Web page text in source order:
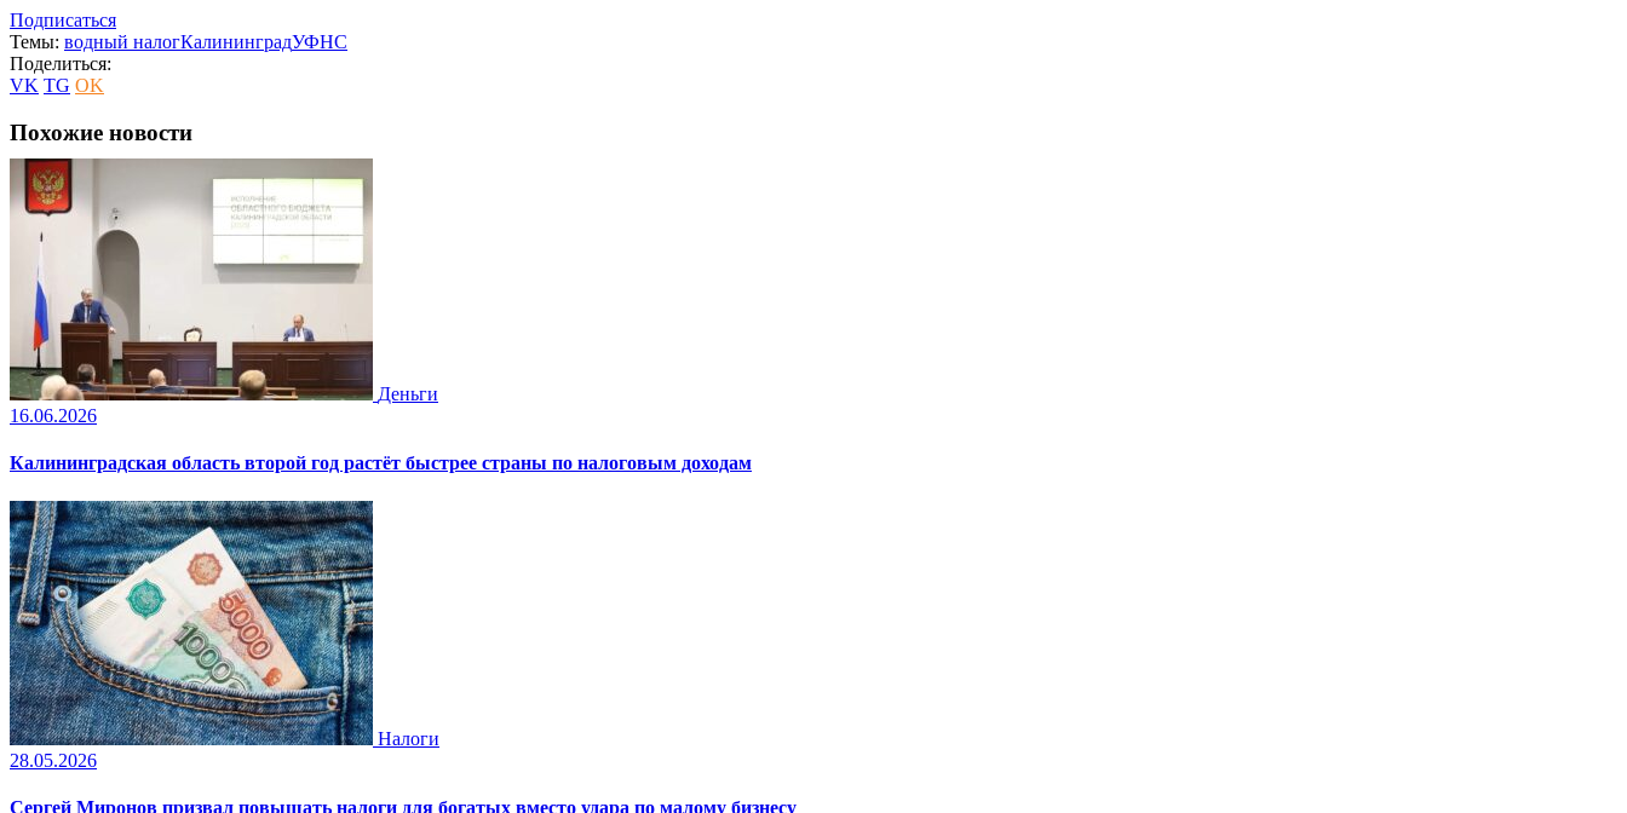
Подписаться
Темы: водный налогКалининградУФНС
Поделиться:
VK TG OK
Похожие новости
Деньги
16.06.2026
Калининградская область второй год растёт быстрее страны по налоговым доходам
Налоги
28.05.2026
Сергей Миронов призвал повышать налоги для богатых вместо удара по малому бизнесу